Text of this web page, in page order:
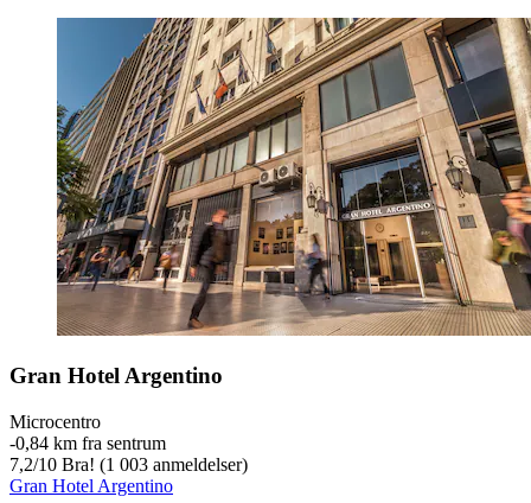
Gran Hotel Argentino
Microcentro
‐0,84 km fra sentrum
7,2/10 Bra! (1 003 anmeldelser)
Gran Hotel Argentino